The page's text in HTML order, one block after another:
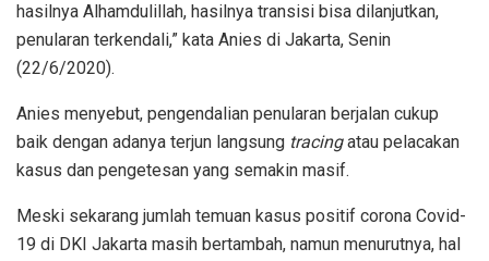
hasilnya Alhamdulillah, hasilnya transisi bisa dilanjutkan,
penularan terkendali,” kata Anies di Jakarta, Senin
(22/6/2020).
Anies menyebut, pengendalian penularan berjalan cukup
baik dengan adanya terjun langsung tracingatau pelacakan
kasus dan pengetesan yang semakin masif.
Meski sekarang jumlah temuan kasus positif corona Covid-
19 di DKI Jakarta masih bertambah, namun menurutnya, hal